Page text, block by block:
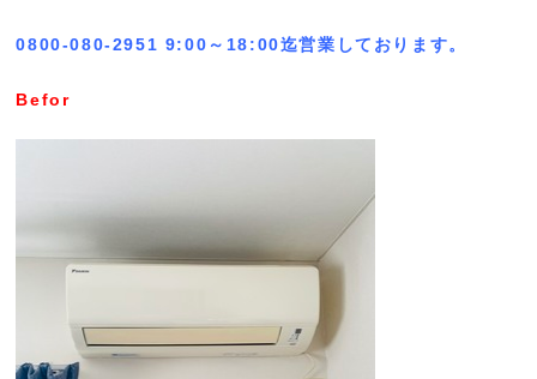
0800-080-2951 9:00～18:00迄営業しております。
Befor